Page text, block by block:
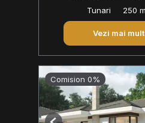
Tunari
250
Vezi mai
Comision 0%